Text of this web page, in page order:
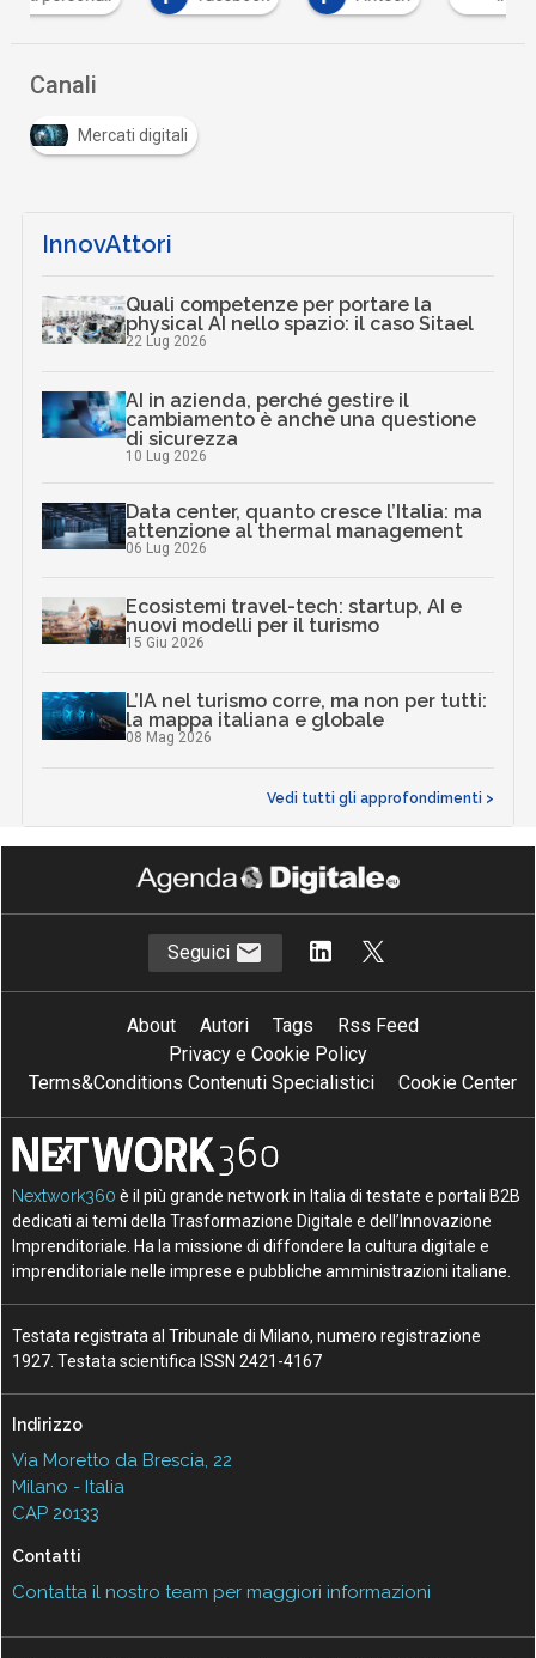
Canali
Mercati digitali
InnovAttori
Quali competenze per portare la
physical AI nello spazio: il caso Sitael
22 Lug 2026
AI in azienda, perché gestire il
cambiamento è anche una questione
di sicurezza
10 Lug 2026
Data center, quanto cresce l’Italia: ma
attenzione al thermal management
06 Lug 2026
Ecosistemi travel-tech: startup, AI e
nuovi modelli per il turismo
15 Giu 2026
L’IA nel turismo corre, ma non per tutti:
la mappa italiana e globale
08 Mag 2026
Vedi tutti gli approfondimenti >
Seguici
About Autori Tags
Rss Feed
Privacy e Cookie Policy
Terms&Conditions Contenuti Specialistici
Cookie Center
Nextwork360 è il più grande network in Italia di testate e portali B2B
dedicati ai temi della Trasformazione Digitale e dell’Innovazione
Imprenditoriale. Ha la missione di diffondere la cultura digitale e
imprenditoriale nelle imprese e pubbliche amministrazioni italiane.
Testata registrata al Tribunale di Milano, numero registrazione
1927. Testata scientifica ISSN 2421-4167
Indirizzo
Via Moretto da Brescia, 22
Milano - Italia
CAP 20133
Contatti
Contatta il nostro team per maggiori informazioni